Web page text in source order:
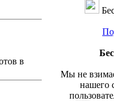
в
Мы не
нашего